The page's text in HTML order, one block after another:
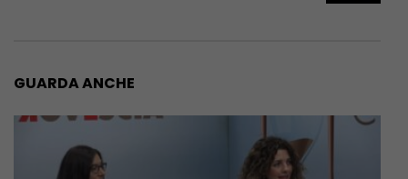
GUARDA ANCHE